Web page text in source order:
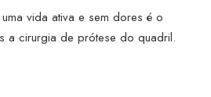
vida ativa e sem dores é o
a cirurgia de prótese do quadril.